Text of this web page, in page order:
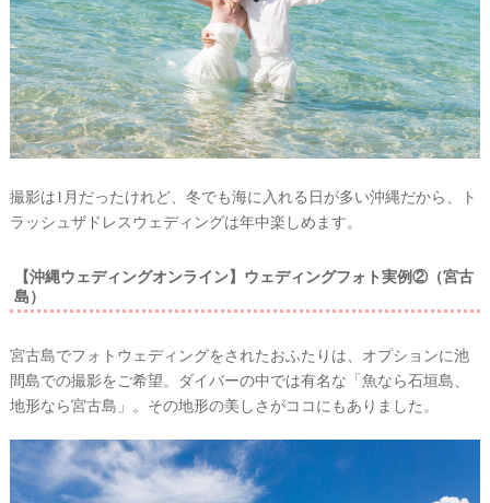
撮影は1月だったけれど、冬でも海に入れる日が多い沖縄だから、ト
ラッシュザドレスウェディングは年中楽しめます。
【沖縄ウェディングオンライン】ウェディングフォト実例②（宮古
島）
宮古島でフォトウェディングをされたおふたりは、オプションに池
間島での撮影をご希望。ダイバーの中では有名な「魚なら石垣島、
地形なら宮古島」。その地形の美しさがココにもありました。